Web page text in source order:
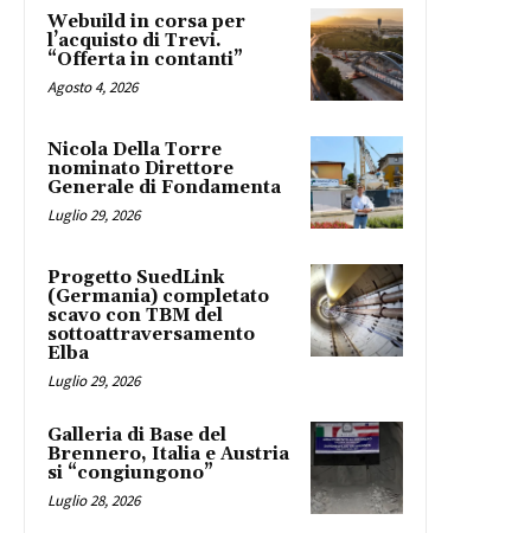
Webuild in corsa per
l’acquisto di Trevi.
“Offerta in contanti”
Agosto 4, 2026
Nicola Della Torre
nominato Direttore
Generale di Fondamenta
Luglio 29, 2026
Progetto SuedLink
(Germania) completato
scavo con TBM del
sottoattraversamento
Elba
Luglio 29, 2026
Galleria di Base del
Brennero, Italia e Austria
si “congiungono”
Luglio 28, 2026